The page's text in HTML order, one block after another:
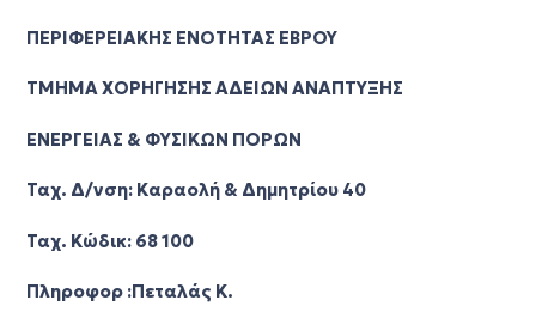
ΠΕΡΙΦΕΡΕΙΑΚΗΣ ΕΝΟΤΗΤΑΣ ΕΒΡΟΥ
ΤΜΗΜΑ ΧΟΡΗΓΗΣΗΣ ΑΔΕΙΩΝ ΑΝΑΠΤΥΞΗΣ
ΕΝΕΡΓΕΙΑΣ & ΦΥΣΙΚΩΝ ΠΟΡΩΝ
Ταχ. Δ/νση: Καραολή & Δημητρίου 40
Ταχ. Κώδικ: 68 100
Πληροφορ :Πεταλάς Κ.